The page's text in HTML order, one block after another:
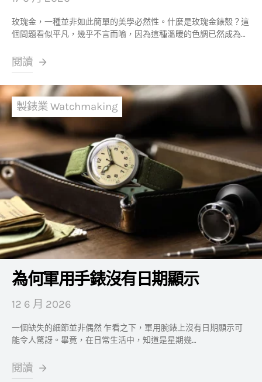
玫瑰金，一種並非如此簡單的美學必然性。什麼是玫瑰金錶殼？這
個問題看似平凡，幾乎不言而喻，因為這種溫暖的色調已然成為…
閱讀
製錶業 Watchmaking
為何軍用手錶沒有日期顯示
12 6 月 2026
一個缺失的細節並非偶然 乍看之下，軍用腕錶上沒有日期顯示可
能令人驚訝。畢竟，在日常生活中，知道是星期幾…
閱讀